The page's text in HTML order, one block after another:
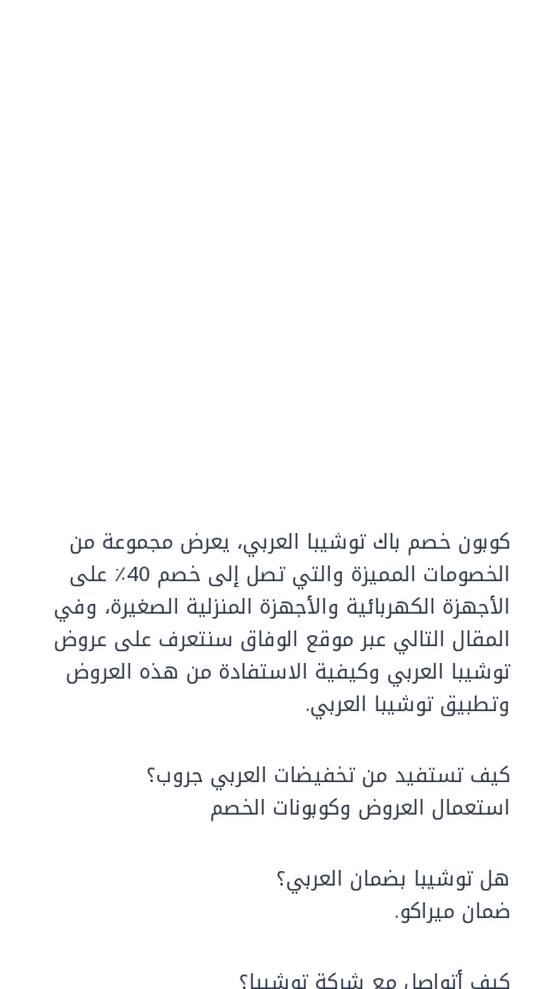
كوبون خصم باك توشيبا العربي، يعرض مجموعة من
الخصومات المميزة والتي تصل إلى خصم 40٪ على
الأجهزة الكهربائية والأجهزة المنزلية الصغيرة، وفي
المقال التالي عبر موقع الوفاق سنتعرف على عروض
توشيبا العربي وكيفية الاستفادة من هذه العروض
وتطبيق توشيبا العربي.
كيف تستفيد من تخفيضات العربي جروب؟
استعمال العروض وكوبونات الخصم
هل توشيبا بضمان العربي؟
ضمان ميراكو.